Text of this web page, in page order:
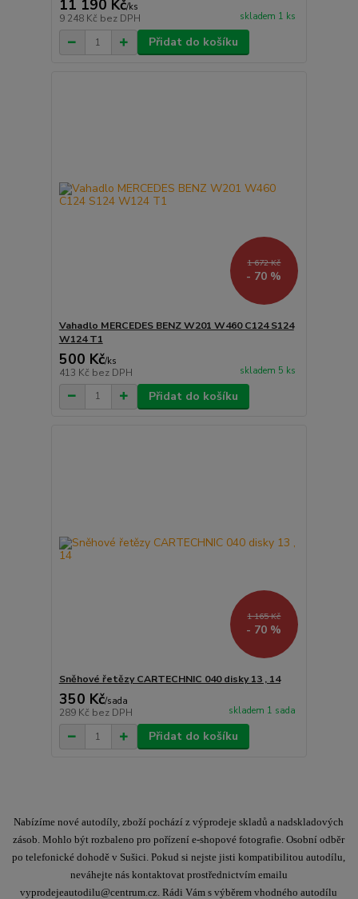
11 190 Kč/ks
9 248 Kč bez DPH skladem 1 ks
Přidat do košíku
1 672 Kč
- 70 %
Vahadlo MERCEDES BENZ W201 W460 C124 S124
W124 T1
500 Kč/ks
413 Kč bez DPH skladem 5 ks
Přidat do košíku
1 165 Kč
- 70 %
Sněhové řetězy CARTECHNIC 040 disky 13 , 14
350 Kč/sada
289 Kč bez DPH skladem 1 sada
Přidat do košíku
Nabízíme nové autodíly, zboží pochází z výprodeje skladů a nadskladových
zásob. Mohlo být rozbaleno pro pořízení e-shopové fotografie. Osobní odběr
po telefonické dohodě v Sušici. Pokud si nejste jisti kompatibilitou autodílu,
neváhejte nás kontaktovat prostřednictvím emailu
vyprodejeautodilu@centrum.cz. Rádi Vám s výběrem vhodného autodílu